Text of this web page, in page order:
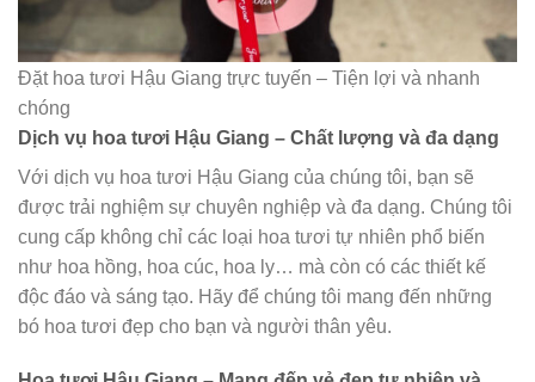
Đặt hoa tươi Hậu Giang trực tuyến – Tiện lợi và nhanh
chóng
Dịch vụ hoa tươi Hậu Giang – Chất lượng và đa dạng
Với dịch vụ hoa tươi Hậu Giang của chúng tôi, bạn sẽ
được trải nghiệm sự chuyên nghiệp và đa dạng. Chúng tôi
cung cấp không chỉ các loại hoa tươi tự nhiên phổ biến
như hoa hồng, hoa cúc, hoa ly… mà còn có các thiết kế
độc đáo và sáng tạo. Hãy để chúng tôi mang đến những
bó hoa tươi đẹp cho bạn và người thân yêu.